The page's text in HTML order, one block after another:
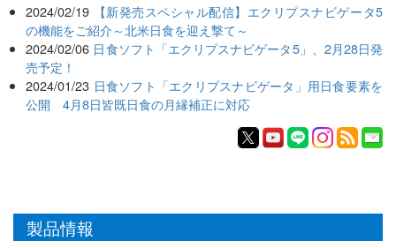
2024/02/19
【新発売スペシャル配信】エクリプスナビゲータ5
の機能をご紹介～北米日食を迎え撃て～
2024/02/06 日食ソフト「エクリプスナビゲータ5」、2月28日発
売予定！
2024/01/23 日食ソフト「エクリプスナビゲータ」用日食要素を
公開 4月8日皆既日食の月縁補正に対応
製品情報